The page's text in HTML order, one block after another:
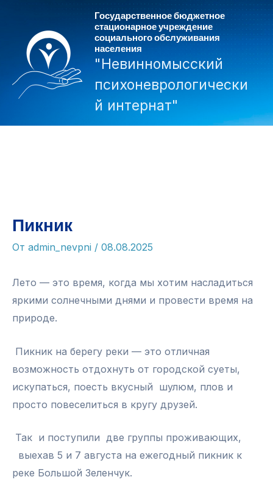
содержимому
Государственное бюджетное
стационарное учреждение
социального обслуживания
населения
"Невинномысский
психоневрологически
й интернат"
Пикник
От admin_nevpni / 08.08.2025
Лето — это время, когда мы хотим насладиться
яркими солнечными днями и провести время на
природе.
Пикник на берегу реки — это отличная
возможность отдохнуть от городской суеты,
искупаться, поесть вкусный шулюм, плов и
просто повеселиться в кругу друзей.
Так и поступили две группы проживающих,
выехав 5 и 7 августа на ежегодный пикник к
реке Большой Зеленчук.